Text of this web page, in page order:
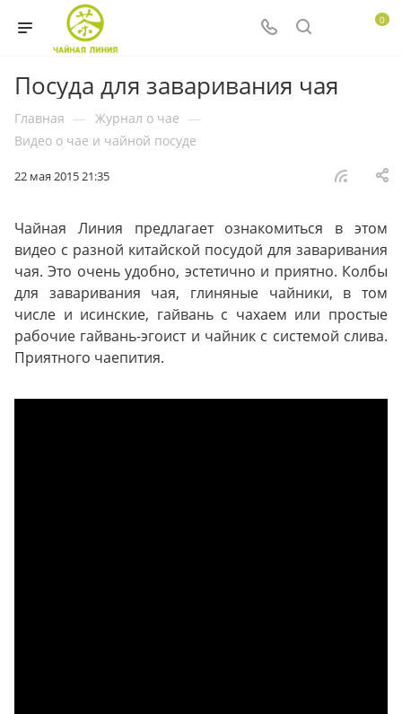
0
Посуда для заваривания чая
Главная — Журнал о чае —
Видео о чае и чайной посуде
22 мая 2015 21:35
Чайная Линия предлагает ознакомиться в этом
видео с разной китайской посудой для заваривания
чая. Это очень удобно, эстетично и приятно. Колбы
для заваривания чая, глиняные чайники, в том
числе и исинские, гайвань с чахаем или простые
рабочие гайвань-эгоист и чайник с системой слива.
Приятного чаепития.